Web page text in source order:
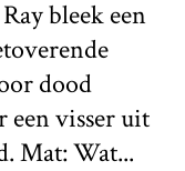
bleek een
dood
een visser uit
Mat: Wat...